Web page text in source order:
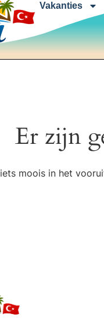
Vakanties
Er zijn
moois in het